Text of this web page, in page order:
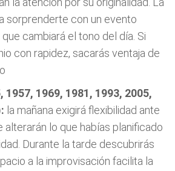
sorprenderte con un evento
cambiará el tono del día. Si
con rapidez, sacarás ventaja de
1957, 1969, 1981, 1993, 2005,
la mañana exigirá flexibilidad ante
alterarán lo que habías planificado
Durante la tarde descubrirás
a la improvisación facilita la